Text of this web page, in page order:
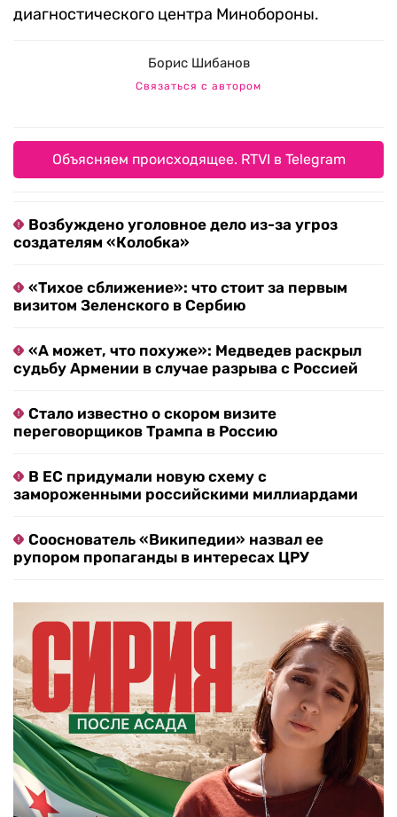
диагностического центра Минобороны.
Борис Шибанов
Связаться с автором
Объясняем происходящее. RTVI в Telegram
Возбуждено уголовное дело из-за угроз
создателям «Колобка»
«Тихое сближение»: что стоит за первым
визитом Зеленского в Сербию
«А может, что похуже»: Медведев раскрыл
судьбу Армении в случае разрыва с Россией
Стало известно о скором визите
переговорщиков Трампа в Россию
В ЕС придумали новую схему с
замороженными российскими миллиардами
Сооснователь «Википедии» назвал ее
рупором пропаганды в интересах ЦРУ